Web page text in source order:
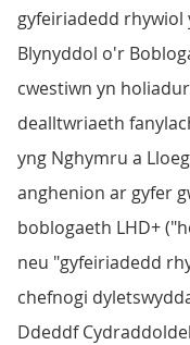
gyfeiriadedd
Blynyddol o'r
cwestiwn yn
dealltwriaeth
yng Nghymru a
anghenion ar gyfer
boblogaeth LHD+
neu "gyfeiriadedd
chefnogi
Ddeddf